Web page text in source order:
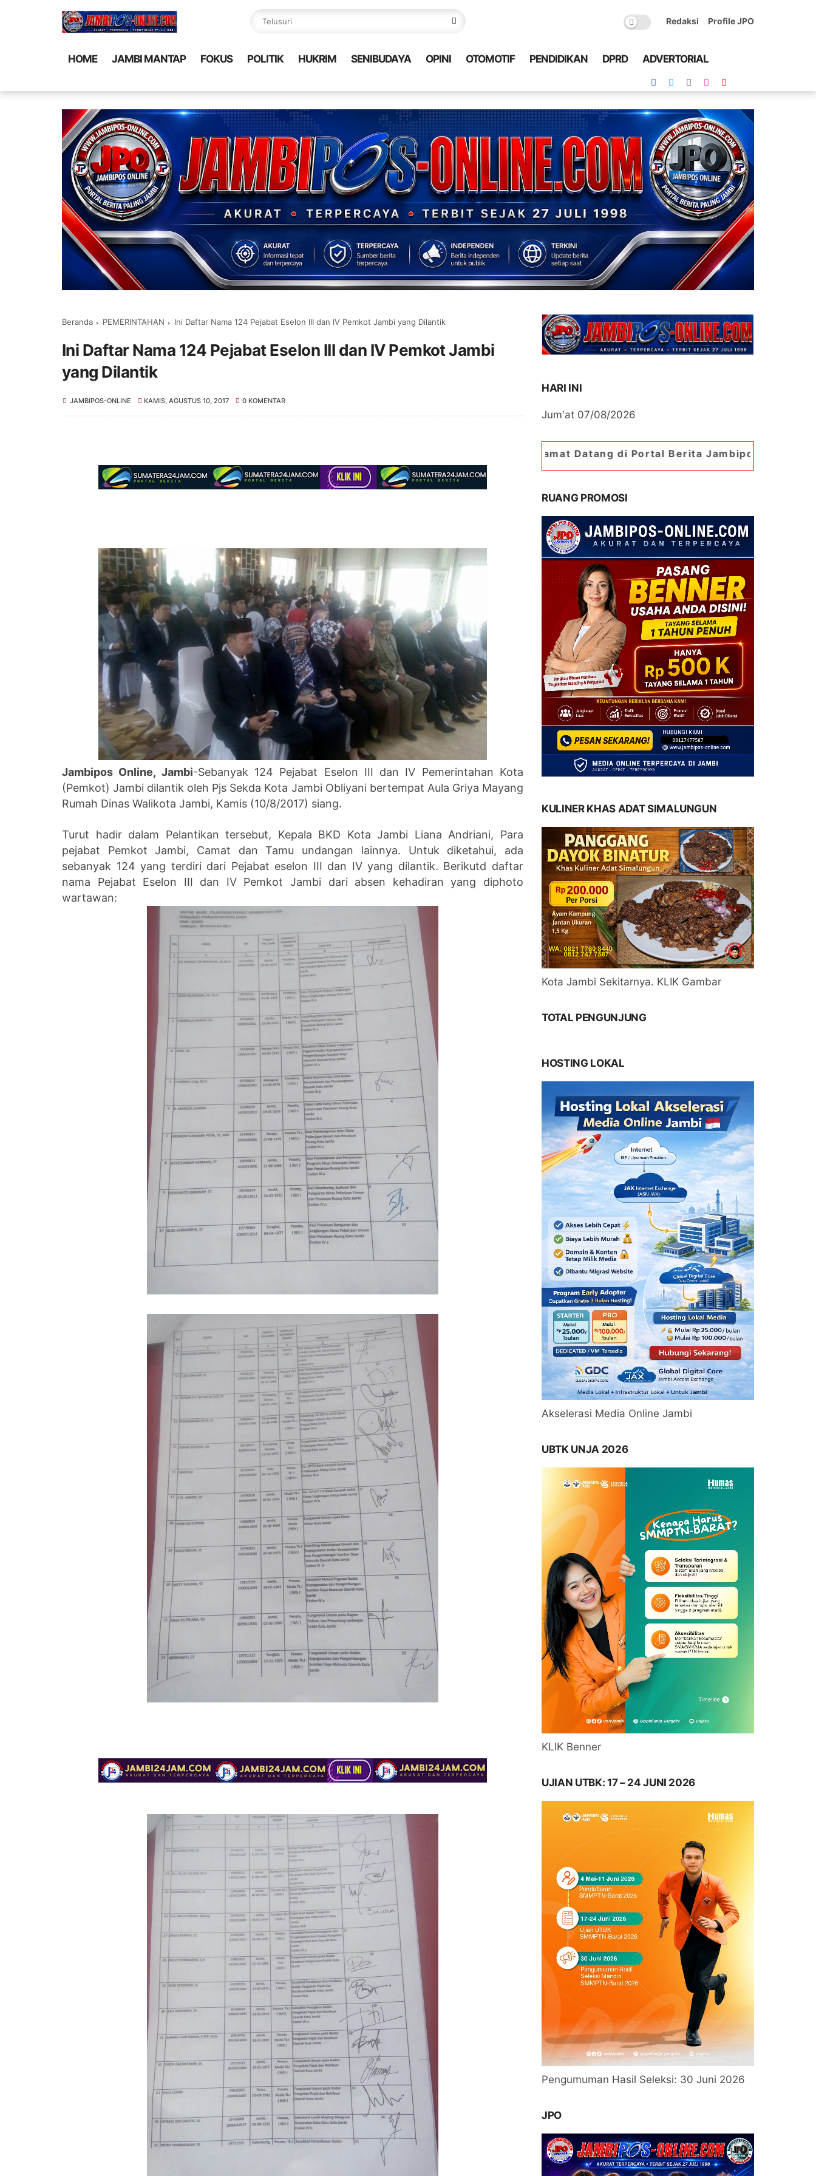
Redaksi Profile JPO
HOME JAMBI MANTAP FOKUS POLITIK HUKRIM SENIBUDAYA OPINI OTOMOTIF PENDIDIKAN DPRD ADVERTORIAL
Beranda PEMERINTAHAN Ini Daftar Nama 124 Pejabat Eselon III dan IV Pemkot Jambi yang Dilantik
Ini Daftar Nama 124 Pejabat Eselon III dan IV Pemkot Jambi
yang Dilantik
JAMBIPOS-ONLINE KAMIS, AGUSTUS 10, 2017 0 KOMENTAR
Jambipos Online, Jambi-Sebanyak 124 Pejabat Eselon III dan IV Pemerintahan Kota
(Pemkot) Jambi dilantik oleh Pjs Sekda Kota Jambi Obliyani bertempat Aula Griya Mayang
Rumah Dinas Walikota Jambi, Kamis (10/8/2017) siang.
Turut hadir dalam Pelantikan tersebut, Kepala BKD Kota Jambi Liana Andriani, Para
pejabat Pemkot Jambi, Camat dan Tamu undangan lainnya. Untuk diketahui, ada
sebanyak 124 yang terdiri dari Pejabat eselon III dan IV yang dilantik. Berikutd daftar
nama Pejabat Eselon III dan IV Pemkot Jambi dari absen kehadiran yang diphoto
wartawan:
HARI INI
Jum'at 07/08/2026
Selamat Datang di Portal Berita Jambipos Online. Portal Berita
RUANG PROMOSI
KULINER KHAS ADAT SIMALUNGUN
Kota Jambi Sekitarnya. KLIK Gambar
TOTAL PENGUNJUNG
HOSTING LOKAL
Akselerasi Media Online Jambi
UBTK UNJA 2026
KLIK Benner
UJIAN UTBK: 17 – 24 JUNI 2026
Pengumuman Hasil Seleksi: 30 Juni 2026
JPO